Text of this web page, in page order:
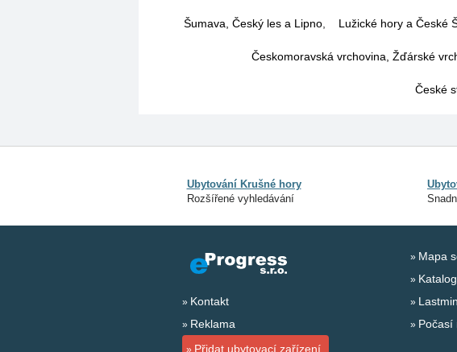
Šumava, Český les a Lipno Lužické hory a České
Českomoravská vrchovina, Žďárské
České
Ubytování Krušné hory
Rozšířené vyhledávání
Kontakt
Reklama
Přidat ubytovací zařízení
Mapa
Počasí